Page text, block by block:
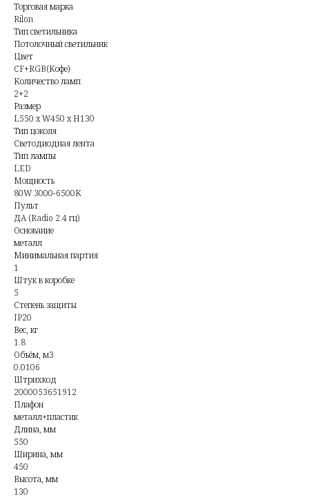
Торговая марка
Rilon
Тип светильника
Потолочный светильник
Цвет
CF+RGB(Кофе)
Количество ламп
2+2
Размер
L550 x W450 x H130
Тип цоколя
Светодиодная лента
Тип лампы
LED
Мощность
80W 3000-6500K
Пульт
ДА (Radio 2.4 гц)
Основание
металл
Минимальная партия
1
Штук в коробке
5
Степень защиты
IP20
Вес, кг
1.8
Объём, м3
0.0106
Штрихкод
2000053651912
Плафон
металл+пластик
Длина, мм
550
Ширина, мм
450
Высота, мм
130